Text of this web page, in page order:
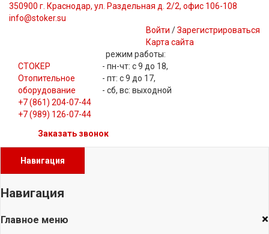
350900 г. Краснодар, ул. Раздельная д. 2/2, офис 106-108
info@stoker.su
Войти /Зарегистрироваться
Карта сайта
СТОКЕР
Отопительное
оборудование
режим работы:
- пн-чт: с 9 до 18,
- пт: с 9 до 17,
- сб, вс: выходной
+7 (861) 204-07-44
+7 (989) 126-07-44
Заказать звонок
Навигация
Навигация
×
Главное меню